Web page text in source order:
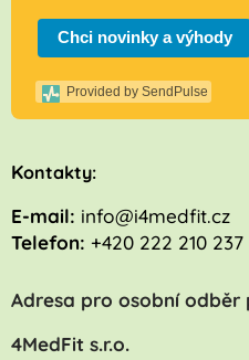
Chci novinky a výhody
Provided by SendPulse
Kontakty:
E-mail: info@i4medfit.cz
Telefon: +420 222 210 237
Adresa pro osobní odběr
4MedFit s.r.o.